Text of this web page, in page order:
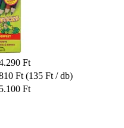
Ft
Ft (135 Ft / db)
5.100 Ft